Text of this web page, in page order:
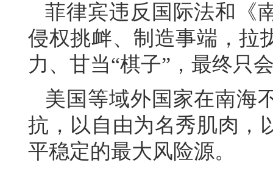
菲律宾违反国际法和《
侵权挑衅、制造事端，拉
力、甘当“棋子”，最终只
美国等域外国家在南海
抗，以自由为名秀肌肉，
平稳定的最大风险源。